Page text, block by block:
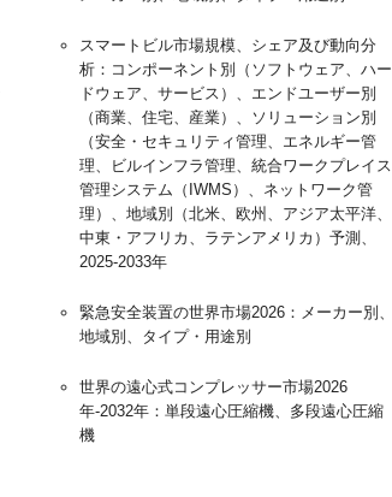
スマートビル市場規模、シェア及び動向分
析：コンポーネント別（ソフトウェア、ハー
ドウェア、サービス）、エンドユーザー別
（商業、住宅、産業）、ソリューション別
（安全・セキュリティ管理、エネルギー管
理、ビルインフラ管理、統合ワークプレイス
管理システム（IWMS）、ネットワーク管
理）、地域別（北米、欧州、アジア太平洋、
中東・アフリカ、ラテンアメリカ）予測、
2025-2033年
緊急安全装置の世界市場2026：メーカー別、
地域別、タイプ・用途別
世界の遠心式コンプレッサー市場2026
年-2032年：単段遠心圧縮機、多段遠心圧縮
機